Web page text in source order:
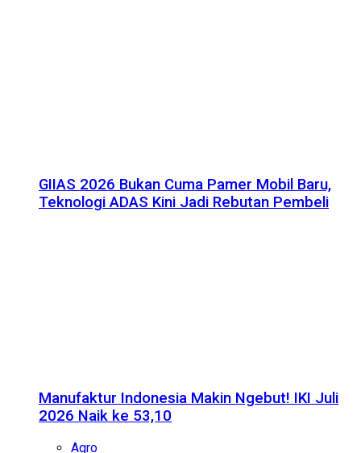
GIIAS 2026 Bukan Cuma Pamer Mobil Baru,
Teknologi ADAS Kini Jadi Rebutan Pembeli
Manufaktur Indonesia Makin Ngebut! IKI Juli
2026 Naik ke 53,10
Agro